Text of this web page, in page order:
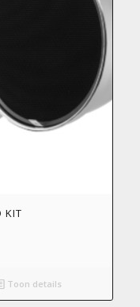
KIT
Toon details